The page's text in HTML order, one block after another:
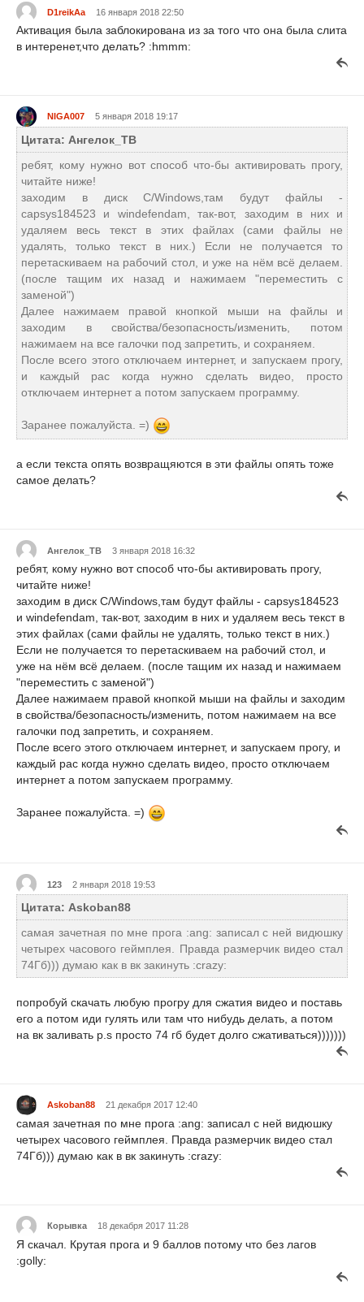
D1reikAa 16 января 2018 22:50
Активация была заблокирована из за того что она была слита
в интеренет,что делать? :hmmm:
NIGA007 5 января 2018 19:17
Цитата: Ангелок_ТВ
ребят, кому нужно вот способ что-бы активировать прогу,
читайте ниже!
заходим в диск C/Windows,там будут файлы -
capsys184523 и windefendam, так-вот, заходим в них и
удаляем весь текст в этих файлах (сами файлы не
удалять, только текст в них.) Если не получается то
перетаскиваем на рабочий стол, и уже на нём всё делаем.
(после тащим их назад и нажимаем "переместить с
заменой")
Далее нажимаем правой кнопкой мыши на файлы и
заходим в свойства/безопасность/изменить, потом
нажимаем на все галочки под запретить, и сохраняем.
После всего этого отключаем интернет, и запускаем прогу,
и каждый рас когда нужно сделать видео, просто
отключаем интернет а потом запускаем программу.
Заранее пожалуйста. =)
а если текста опять возвращяются в эти файлы опять тоже
самое делать?
Ангелок_ТВ 3 января 2018 16:32
ребят, кому нужно вот способ что-бы активировать прогу,
читайте ниже!
заходим в диск C/Windows,там будут файлы - capsys184523
и windefendam, так-вот, заходим в них и удаляем весь текст в
этих файлах (сами файлы не удалять, только текст в них.)
Если не получается то перетаскиваем на рабочий стол, и
уже на нём всё делаем. (после тащим их назад и нажимаем
"переместить с заменой")
Далее нажимаем правой кнопкой мыши на файлы и заходим
в свойства/безопасность/изменить, потом нажимаем на все
галочки под запретить, и сохраняем.
После всего этого отключаем интернет, и запускаем прогу, и
каждый рас когда нужно сделать видео, просто отключаем
интернет а потом запускаем программу.
Заранее пожалуйста. =)
123 2 января 2018 19:53
Цитата: Askoban88
самая зачетная по мне прога :ang: записал с ней видюшку
четырех часового геймплея. Правда размерчик видео стал
74Гб))) думаю как в вк закинуть :crazy:
попробуй скачать любую прогру для сжатия видео и поставь
его а потом иди гулять или там что нибудь делать, а потом
на вк заливать p.s просто 74 гб будет долго сжативаться)))))))
Askoban88 21 декабря 2017 12:40
самая зачетная по мне прога :ang: записал с ней видюшку
четырех часового геймплея. Правда размерчик видео стал
74Гб))) думаю как в вк закинуть :crazy:
Корывка 18 декабря 2017 11:28
Я скачал. Крутая прога и 9 баллов потому что бeз лагов
:golly: